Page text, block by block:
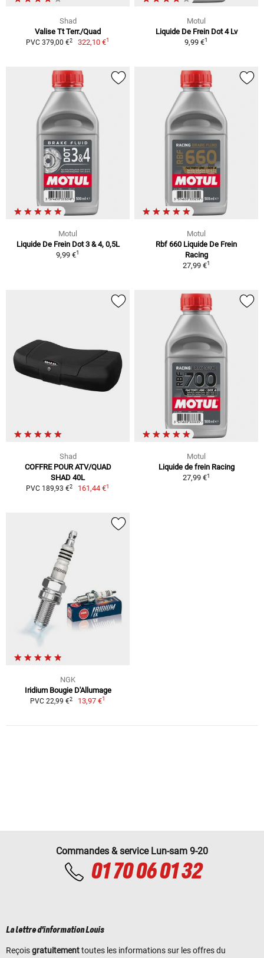
Shad
Valise Tt Terr./Quad
PVC 379,00 €2 322,10 €1
Motul
Liquide De Frein Dot 4 Lv
9,99 €1
Motul
Liquide De Frein Dot 3 & 4, 0,5L
9,99 €1
Motul
Rbf 660 Liquide De Frein
Racing
27,99 €1
Shad
COFFRE POUR ATV/QUAD
SHAD 40L
PVC 189,93 €2 161,44 €1
Motul
Liquide de frein Racing
27,99 €1
NGK
Iridium Bougie D'Allumage
PVC 22,99 €2 13,97 €1
Commandes & service Lun-sam 9-20
01 70 06 01 32
La lettre d'information Louis
Reçoisgratuitementtoutes les informations sur les offres du